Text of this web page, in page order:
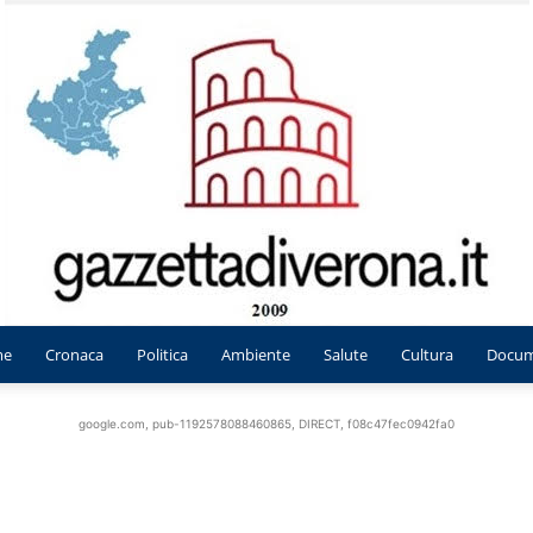
Cronaca Politica Ambiente Salute Cultura
google.com, pub-1192578088460865, DIRECT, f08c47fec0942fa0